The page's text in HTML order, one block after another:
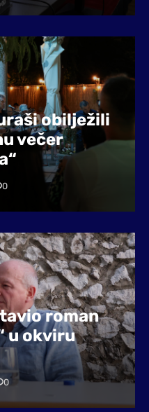
obilježili
večer
0
roman
u okviru
0